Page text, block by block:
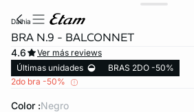
dalhia
BRA N.9 - BALCONNET
4.6
Ver más reviews
Últimas unidades
BRAS 2DO -50%
2do bra -50%
Color : negro